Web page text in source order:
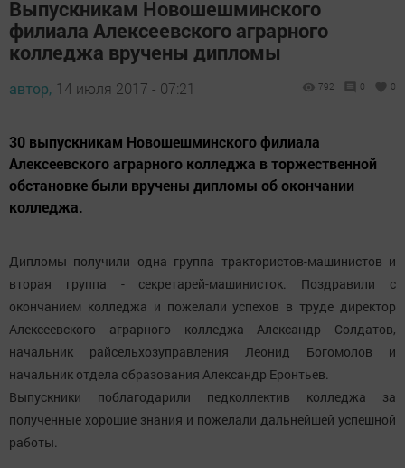
Выпускникам Новошешминского
филиала Алексеевского аграрного
колледжа вручены дипломы
автор, 14 июля 2017 - 07:21 792 0 0
30 выпускникам Новошешминского филиала
Алексеевского аграрного колледжа в торжественной
обстановке были вручены дипломы об окончании
колледжа.
Дипломы получили одна группа трактористов-машинистов и
вторая группа - секретарей-машинисток. Поздравили с
окончанием колледжа и пожелали успехов в труде директор
Алексеевского аграрного колледжа Александр Солдатов,
начальник райсельхозуправления Леонид Богомолов и
начальник отдела образования Александр Еронтьев.
Выпускники поблагодарили педколлектив колледжа за
полученные хорошие знания и пожелали дальнейшей успешной
работы.